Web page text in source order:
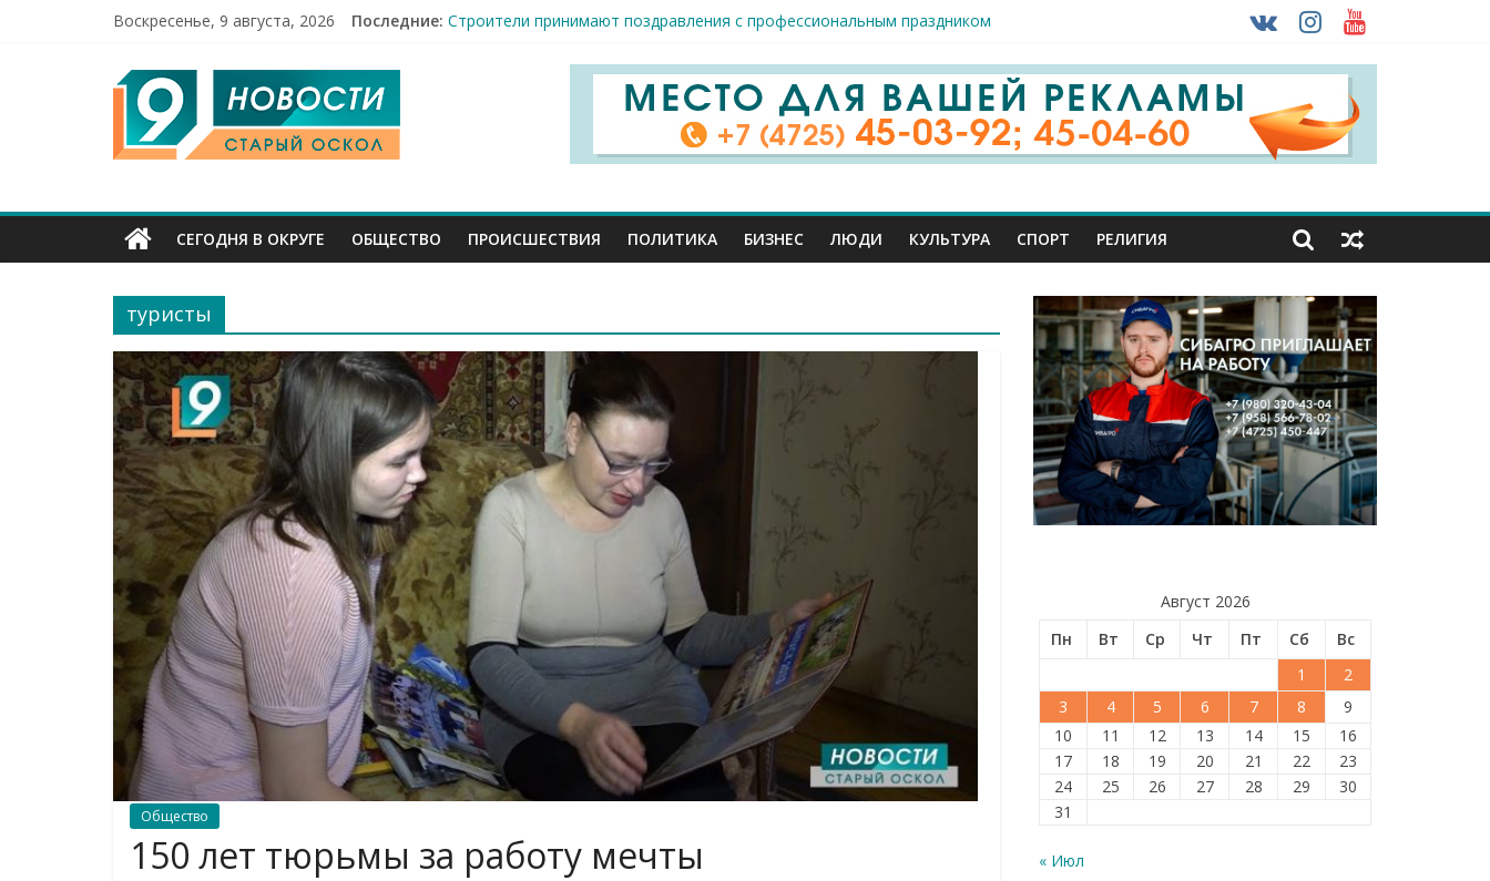
Воскресенье, 9 августа, 2026 Последние: Строители принимают поздравления с профессиональным праздником
Погода в Старом Осколе на 9 августа
12 человек пострадали сегодня при новых ударах ВСУ по нашему региону
49,5 млн руб. похитили мошенники у жителей Белгородчины под предлогом ввоза машин из-за рубежа
9
Канал
Старый
Оскол
СЕГОДНЯ В ОКРУГЕ ОБЩЕСТВО ПРОИСШЕСТВИЯ ПОЛИТИКА БИЗНЕС ЛЮДИ КУЛЬТУРА СПОРТ РЕЛИГИЯ
туристы
Общество
150 лет тюрьмы за работу мечты
Август 2026
Пн
Вт Ср Чт Пт Сб
Вс
1
2
3
4 5 6 7 8
9
10
11 12 13 14 15
16
17
18 19 20 21 22
23
24
25 26 27 28 29
30
31
« Июл